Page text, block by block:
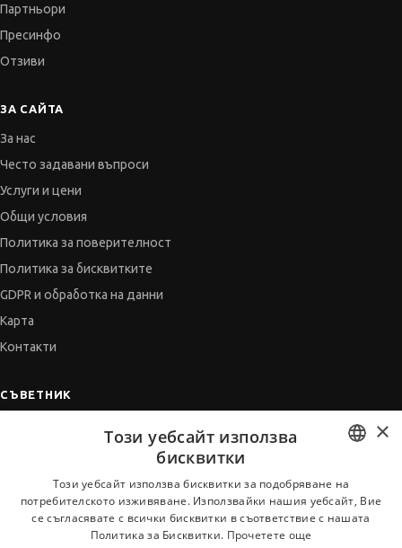
Партньори
Пресинфо
Отзиви
ЗА САЙТА
За нас
Често задавани въпроси
Услуги и цени
Общи условия
Политика за поверителност
Политика за бисквитките
GDPR и обработка на данни
Карта
Контакти
СЪВЕТНИК
Когато получим оферта
BULGARIAN
ENGLISH
×
Този уебсайт използва
бисквитки
Този уебсайт използва бисквитки за подобряване на
потребителското изживяване. Използвайки нашия уебсайт, Вие
се съгласявате с всички бисквитки в съответствие с нашата
Политика за Бисквитки. Прочетете още